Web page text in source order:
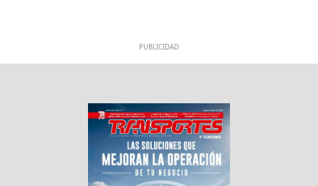
PUBLICIDAD